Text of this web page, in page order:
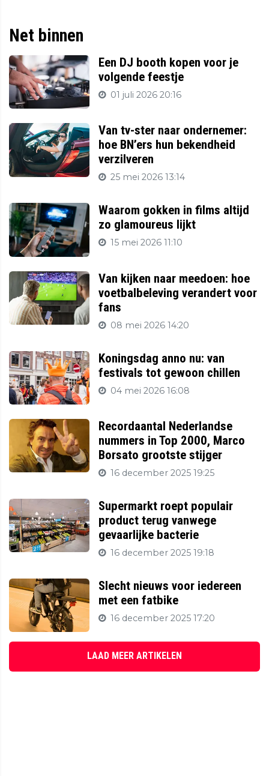
Net binnen
Een DJ booth kopen voor je
volgende feestje
01 juli 2026 20:16
Van tv-ster naar ondernemer:
hoe BN’ers hun bekendheid
verzilveren
25 mei 2026 13:14
Waarom gokken in films altijd
zo glamoureus lijkt
15 mei 2026 11:10
Van kijken naar meedoen: hoe
voetbalbeleving verandert voor
fans
08 mei 2026 14:20
Koningsdag anno nu: van
festivals tot gewoon chillen
04 mei 2026 16:08
Recordaantal Nederlandse
nummers in Top 2000, Marco
Borsato grootste stijger
16 december 2025 19:25
Supermarkt roept populair
product terug vanwege
gevaarlijke bacterie
16 december 2025 19:18
Slecht nieuws voor iedereen
met een fatbike
16 december 2025 17:20
LAAD MEER ARTIKELEN